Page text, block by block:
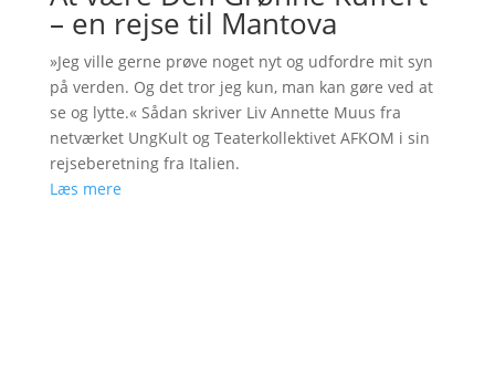
– en rejse til Mantova
»Jeg ville gerne prøve noget nyt og udfordre mit syn
på verden. Og det tror jeg kun, man kan gøre ved at
se og lytte.« Sådan skriver Liv Annette Muus fra
netværket UngKult og Teaterkollektivet AFKOM i sin
rejseberetning fra Italien.
Læs mere